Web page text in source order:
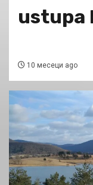
ustupa
10 месеци ago